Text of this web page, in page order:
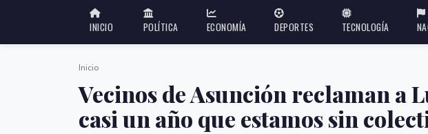
INICIO POLÍTICA ECONOMÍA DEPORTES TECNOLOGÍA
Inicio
Vecinos de Asunción reclaman a
casi un año que estamos sin